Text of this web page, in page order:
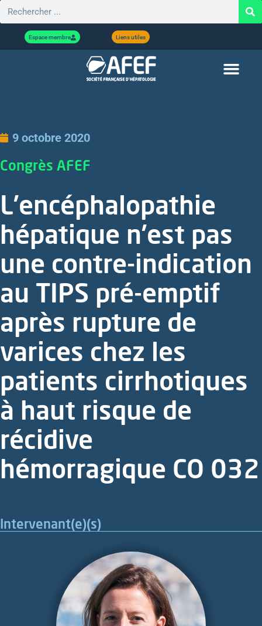
Espace membre Liens utiles
9 octobre 2020
Congrès AFEF
L’encéphalopathie
hépatique n’est pas
une contre-indication
au TIPS pré-emptif
après rupture de
varices chez les
patients cirrhotiques
à haut risque de
récidive
hémorragique CO 032
Intervenant(e)(s)